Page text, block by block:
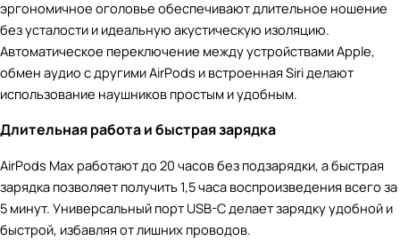
эргономичное оголовье обеспечивают длительное ношение
без усталости и идеальную акустическую изоляцию.
Автоматическое переключение между устройствами Apple,
обмен аудио с другими AirPods и встроенная Siri делают
использование наушников простым и удобным.
Длительная работа и быстрая зарядка
AirPods Max работают до 20 часов без подзарядки, а быстрая
зарядка позволяет получить 1,5 часа воспроизведения всего за
5 минут. Универсальный порт USB-C делает зарядку удобной и
быстрой, избавляя от лишних проводов.